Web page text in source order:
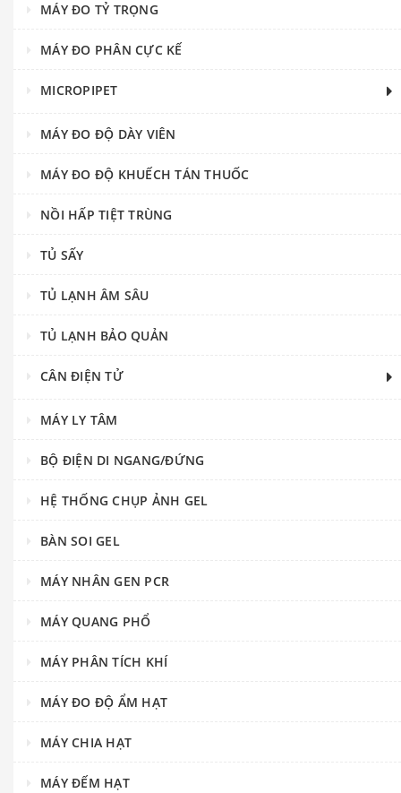
MÁY ĐO TỶ TRỌNG
MÁY ĐO PHÂN CỰC KẾ
MICROPIPET
MÁY ĐO ĐỘ DÀY VIÊN
MÁY ĐO ĐỘ KHUẾCH TÁN THUỐC
NỒI HẤP TIỆT TRÙNG
TỦ SẤY
TỦ LẠNH ÂM SÂU
TỦ LẠNH BẢO QUẢN
CÂN ĐIỆN TỬ
MÁY LY TÂM
BỘ ĐIỆN DI NGANG/ĐỨNG
HỆ THỐNG CHỤP ẢNH GEL
BÀN SOI GEL
MÁY NHÂN GEN PCR
MÁY QUANG PHỔ
MÁY PHÂN TÍCH KHÍ
MÁY ĐO ĐỘ ẨM HẠT
MÁY CHIA HẠT
MÁY ĐẾM HẠT